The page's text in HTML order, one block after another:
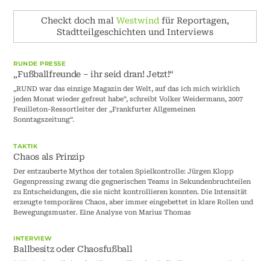
Checkt doch mal Westwind für Reportagen,
Stadtteilgeschichten und Interviews
RUNDE PRESSE
„Fußballfreunde – ihr seid dran! Jetzt!“
„RUND war das einzige Magazin der Welt, auf das ich mich wirklich
jeden Monat wieder gefreut habe“, schreibt Volker Weidermann, 2007
Feuilleton-Ressortleiter der „Frankfurter Allgemeinen
Sonntagszeitung“.
TAKTIK
Chaos als Prinzip
Der entzauberte Mythos der totalen Spielkontrolle: Jürgen Klopp
Gegenpressing zwang die gegnerischen Teams in Sekundenbruchteilen
zu Entscheidungen, die sie nicht kontrollieren konnten. Die Intensität
erzeugte temporäres Chaos, aber immer eingebettet in klare Rollen und
Bewegungsmuster. Eine Analyse von Marius Thomas
INTERVIEW
Ballbesitz oder Chaosfußball